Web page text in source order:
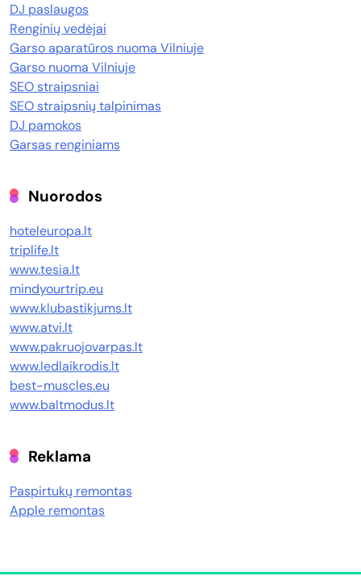
DJ paslaugos
Renginių vedėjai
Garso aparatūros nuoma Vilniuje
Garso nuoma Vilniuje
SEO straipsniai
SEO straipsnių talpinimas
DJ pamokos
Garsas renginiams
Nuorodos
hoteleuropa.lt
triplife.lt
www.tesia.lt
mindyourtrip.eu
www.klubastikjums.lt
www.atvi.lt
www.pakruojovarpas.lt
www.ledlaikrodis.lt
best-muscles.eu
www.baltmodus.lt
Reklama
Paspirtukų remontas
Apple remontas